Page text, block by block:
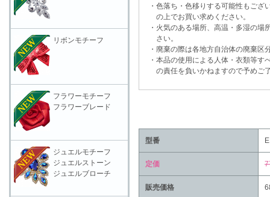
・色落ち・色移りする可能性もござ
の上でお買い求めください。
・火気のある場所、高温・多湿の場
さい。
・廃棄の際は各地方自治体の廃棄区
・本品の使用による人体・衣類等す
の責任を負いかねますので予めご
型番
定価
販売価格
リボンモチーフ
フラワーモチーフ
フラワーブレード
ジュエルモチーフ
ジュエルストーン
ジュエルブローチ